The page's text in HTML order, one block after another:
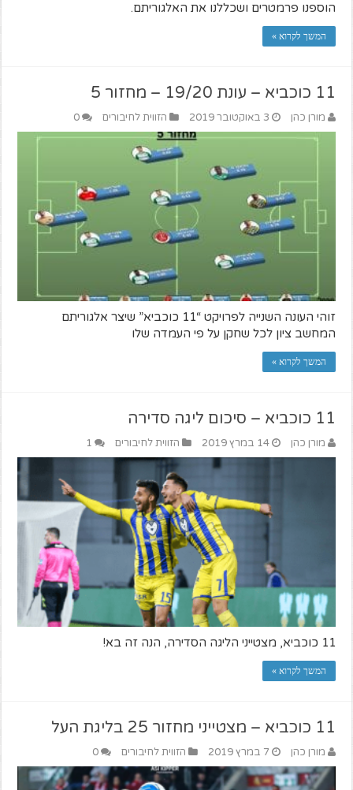
הוספנו פרמטרים ושכללנו את האלגוריתם.
המשך לקרוא »
11 כוכביא – עונת 19/20 – מחזור 5
מורן כהן 3 באוקטובר 2019 הזווית לחיבורים 0
זוהי העונה השנייה לפרויקט “11 כוכביא” שיצר אלגוריתם
המחשב ציון לכל שחקן על פי העמדה שלו
המשך לקרוא »
11 כוכביא – סיכום ליגה סדירה
מורן כהן 14 במרץ 2019 הזווית לחיבורים 1
11 כוכביא, מצטייני הליגה הסדירה, הנה זה בא!
המשך לקרוא »
11 כוכביא – מצטייני מחזור 25 בליגת העל
מורן כהן 7 במרץ 2019 הזווית לחיבורים 0